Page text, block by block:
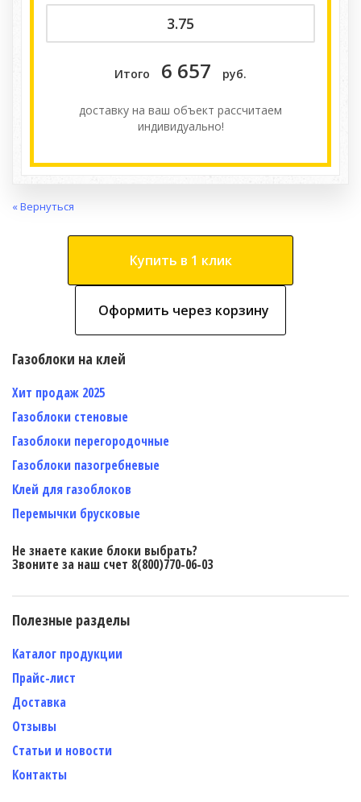
Итого 6 657 руб.
доставку на ваш объект расcчитаем
индивидуально!
« Вернуться
Купить в 1 клик
Оформить через корзину
Газоблоки на клей
Хит продаж 2025
Газоблоки стеновые
Газоблоки перегородочные
Газоблоки пазогребневые
Клей для газоблоков
Перемычки брусковые
Не знаете какие блоки выбрать?
Звоните за наш счет 8(800)770-06-03
Полезные разделы
Каталог продукции
Прайс-лист
Доставка
Отзывы
Статьи и новости
Контакты